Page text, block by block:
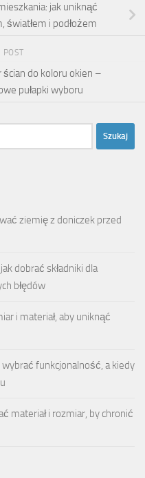
jak uniknąć
światłem i podłożem
POST
ścian do koloru okien –
pułapki wyboru
ziemię z doniczek przed
dobrać składniki dla
błędów
i materiał, aby uniknąć
wybrać funkcjonalność, a kiedy
materiał i rozmiar, by chronić